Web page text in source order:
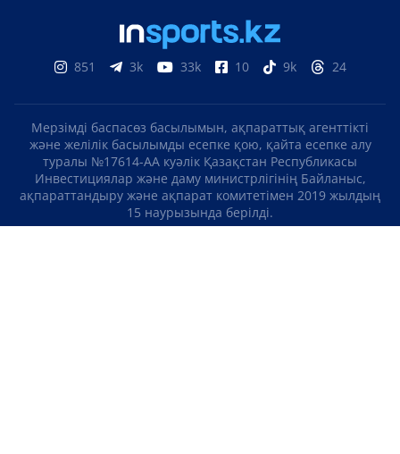
851 3k 33k 10 9k 24
Мерзімді баспасөз басылымын, ақпараттық агенттікті
және желілік басылымды есепке қою, қайта есепке алу
туралы №17614-АА куәлік Қазақстан Республикасы
Инвестициялар және даму министрлігінің Байланыс,
ақпараттандыру және ақпарат комитетімен 2019 жылдың
15 наурызында берілді.